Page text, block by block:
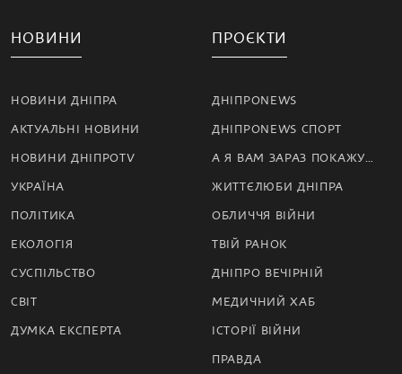
НОВИНИ
НОВИНИ ДНІПРА
АКТУАЛЬНІ НОВИНИ
НОВИНИ ДНІПРОTV
УКРАЇНА
ПОЛІТИКА
ЕКОЛОГІЯ
СУСПІЛЬСТВО
СВІТ
ДУМКА ЕКСПЕРТА
ПРОЄКТИ
ДНІПРОNEWS
ДНІПРОNEWS СПОРТ
А Я ВАМ ЗАРАЗ ПОКАЖУ…
ЖИТТЄЛЮБИ ДНІПРА
ОБЛИЧЧЯ ВІЙНИ
ТВІЙ РАНОК
ДНІПРО ВЕЧІРНІЙ
МЕДИЧНИЙ ХАБ
ІСТОРІЇ ВІЙНИ
ПРАВДА